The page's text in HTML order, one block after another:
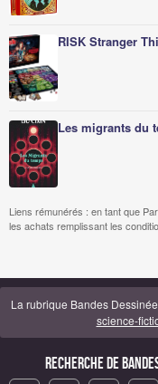
RISK Stranger
Les migrants du
Liens rémunérés : en tant que
les achats remplissant les
La rubrique Bandes
science-
Recherche de